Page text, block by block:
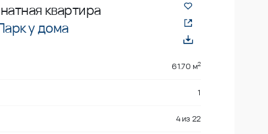
квартира
у дома
61.70 м2
1
4из 22